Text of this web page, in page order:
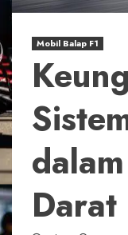
Mobil Balap F1
Darat